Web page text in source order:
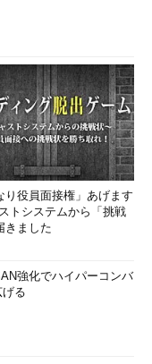
り役員面接権」あげます
トシステムから「挑戦
きました
強化でハイパーコンバ
る